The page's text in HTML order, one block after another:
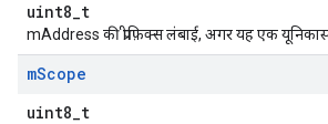
uint8_t
mAddress की प्रीफ़िक्स लंबाई, अगर यह एक
mScope
uint8_t